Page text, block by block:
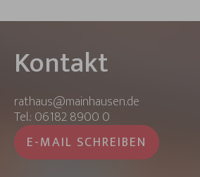
Kontakt
rathaus@mainhausen.de
Tel.: 06182 8900 0
E-MAIL SCHREIBEN